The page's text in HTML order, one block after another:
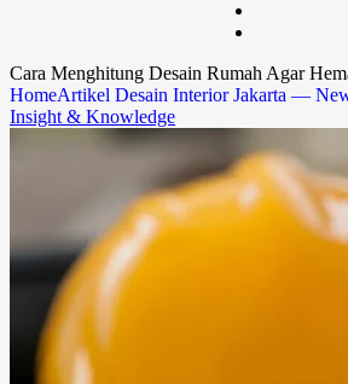
Cara Menghitung Desain Rumah Agar
HomeArtikel Desain Interior Jakarta —
Insight & Knowledge